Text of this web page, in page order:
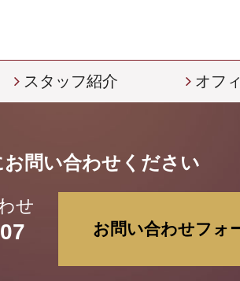
スタッフ紹介 オフ
お問い合わせください
せ
お問い合わせフォ